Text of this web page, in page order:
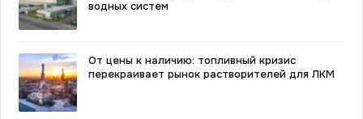
водных систем
От цены к наличию: топливный кризис
перекраивает рынок растворителей для ЛКМ